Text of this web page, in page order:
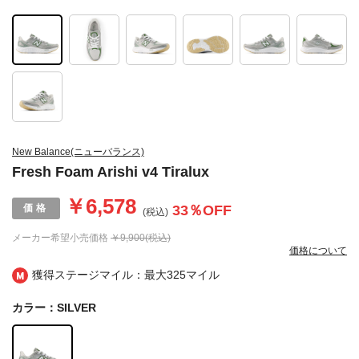
獲得ステージマイル：最大325マイル
New Balance(ニューバランス)
Fresh Foam Arishi v4 Tiralux
メーカー希望小売価格 ￥9,900(税込)
￥6,578 (税込) 33％OFF
価格について
カラー：SILVER